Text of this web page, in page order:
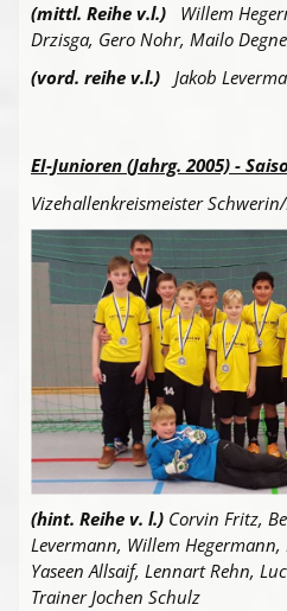
(mittl. Reihe v.l.) Willem
Drzisga, Gero Nohr, Mailo
(vord. reihe v.l.) Jakob
EI-Junioren (Jahrg. 2005) -
Vizehallenkreismeister
(hint. Reihe v. l.) Corvin Fritz,
Levermann, Willem
Yaseen Allsaif, Lennart Rehn,
Trainer Jochen Schulz